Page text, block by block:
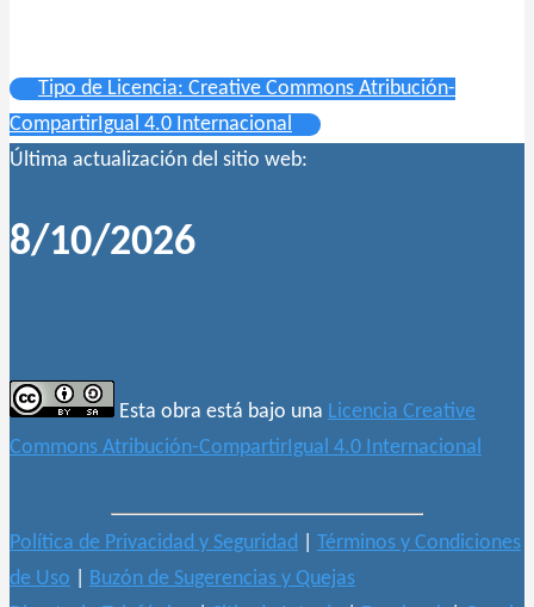
Tipo de Licencia: Creative Commons Atribución-
CompartirIgual 4.0 Internacional
Última actualización del sitio web:
8/10/2026
Esta obra está bajo una Licencia Creative
Commons Atribución-CompartirIgual 4.0 Internacional
Política de Privacidad y Seguridad
Términos y Condiciones
de Uso
Buzón de Sugerencias y Quejas